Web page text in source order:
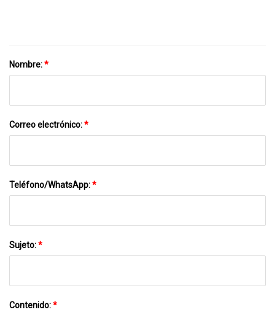
Nombre:*
Correo electrónico:*
Teléfono/WhatsApp:*
Sujeto:*
Contenido:*